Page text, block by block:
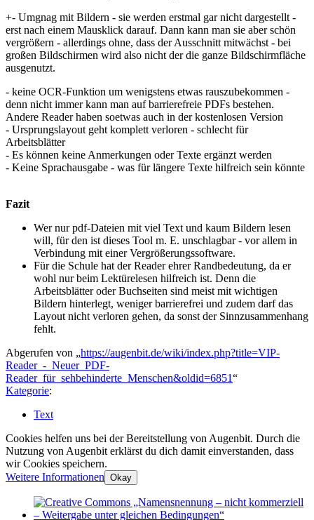
+- Umgnag mit Bildern - sie werden erstmal gar nicht dargestellt -
erst nach einem Mausklick darauf. Dann kann man sie aber schön
vergrößern - allerdings ohne, dass der Ausschnitt mitwächst - bei
großen Bildschirmen wird also nicht der die ganze Bildschirmfläche
ausgenutzt.
- keine OCR-Funktion um wenigstens etwas rauszubekommen -
denn nicht immer kann man auf barrierefreie PDFs bestehen.
Andere Reader haben soetwas auch in der kostenlosen Version
- Ursprungslayout geht komplett verloren - schlecht für
Arbeitsblätter
- Es können keine Anmerkungen oder Texte ergänzt werden
- Keine Sprachausgabe - was für längere Texte hilfreich sein könnte
Fazit
Wer nur pdf-Dateien mit viel Text und kaum Bildern lesen
will, für den ist dieses Tool m. E. unschlagbar - vor allem in
Verbindung mit einer Vergrößerungssoftware.
Für die Schule hat der Reader ehrer Randbedeutung, da er
wohl nur beim Lektürelesen hilfreich ist. Denn die
Arbeitsblätter oder Buchseiten sind meist mit wichtigen
Bildern hinterlegt, weniger barrierefrei und zudem darf das
Layout nicht verloren gehen, da sonst der Sinnzusammenhang
fehlt.
Abgerufen von „https://augenbit.de/wiki/index.php?title=VIP-
Reader_-_Neuer_PDF-
Reader_für_sehbehinderte_Menschen&oldid=6851“
Kategorie:
Text
Cookies helfen uns bei der Bereitstellung von Augenbit. Durch die
Nutzung von Augenbit erklärst du dich damit einverstanden, dass
wir Cookies speichern.
Weitere Informationen Okay